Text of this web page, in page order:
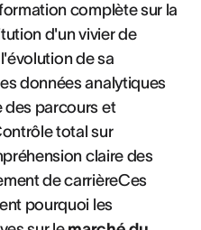
complète sur la
d'un vivier de
de sa
données analytiques
parcours et
total sur
claire des
de carrièreCes
pourquoi les